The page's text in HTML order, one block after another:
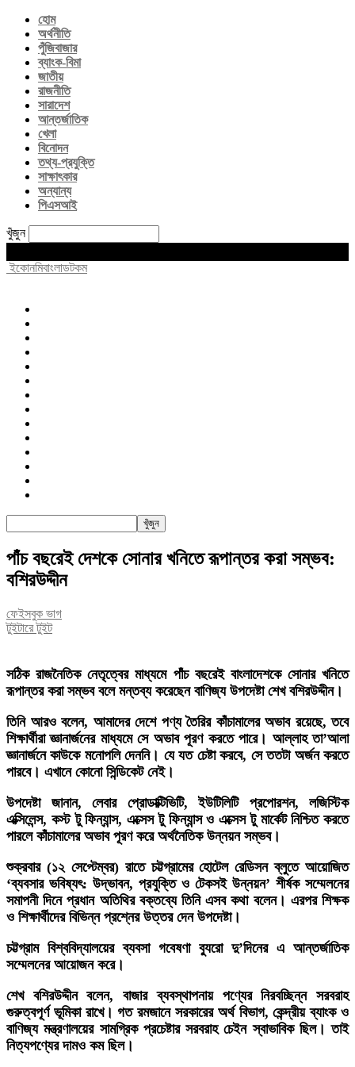
হোম
অর্থনীতি
পুঁজিবাজার
ব্যাংক-বিমা
জাতীয়
রাজনীতি
সারাদেশ
আন্তর্জাতিক
খেলা
বিনোদন
তথ্য-প্রযুক্তি
সাক্ষাৎকার
অন্যান্য
পিএসআই
খুঁজুন
ইকোনমিবাংলাডটকম
পাঁচ বছরেই দেশকে সোনার খনিতে রূপান্তর করা সম্ভব:
বশিরউদ্দীন
ফেইসবুক ভাগ
টুইটারে টুইট
সঠিক রাজনৈতিক নেতৃত্বের মাধ্যমে পাঁচ বছরেই বাংলাদেশকে সোনার খনিতে
রূপান্তর করা সম্ভব বলে মন্তব্য করেছেন বাণিজ্য উপদেষ্টা শেখ বশিরউদ্দীন।
তিনি আরও বলেন, আমাদের দেশে পণ্য তৈরির কাঁচামালের অভাব রয়েছে, তবে
শিক্ষার্থীরা জ্ঞানার্জনের মাধ্যমে সে অভাব পূরণ করতে পারে। আল্লাহ তা’আলা
জ্ঞানার্জনে কাউকে মনোপলি দেননি। যে যত চেষ্টা করবে, সে ততটা অর্জন করতে
পারবে। এখানে কোনো সিন্ডিকেট নেই।
উপদেষ্টা জানান, লেবার প্রোডাক্টিভিটি, ইউটিলিটি প্রপোরশন, লজিস্টিক
এক্সিলেন্স, কস্ট টু ফিন্যান্স, এক্সেস টু ফিন্যান্স ও এক্সেস টু মার্কেট নিশ্চিত করতে
পারলে কাঁচামালের অভাব পূরণ করে অর্থনৈতিক উন্নয়ন সম্ভব।
শুক্রবার (১২ সেপ্টেম্বর) রাতে চট্টগ্রামের হোটেল রেডিসন ব্লুতে আয়োজিত
‘ব্যবসার ভবিষ্যৎ: উদ্ভাবন, প্রযুক্তি ও টেকসই উন্নয়ন’ শীর্ষক সম্মেলনের
সমাপনী দিনে প্রধান অতিথির বক্তব্যে তিনি এসব কথা বলেন। এরপর শিক্ষক
ও শিক্ষার্থীদের বিভিন্ন প্রশ্নের উত্তর দেন উপদেষ্টা।
চট্টগ্রাম বিশ্ববিদ্যালয়ের ব্যবসা গবেষণা ব্যুরো দু’দিনের এ আন্তর্জাতিক
সম্মেলনের আয়োজন করে।
শেখ বশিরউদ্দীন বলেন, বাজার ব্যবস্থাপনায় পণ্যের নিরবচ্ছিন্ন সরবরাহ
গুরুত্বপূর্ণ ভূমিকা রাখে। গত রমজানে সরকারের অর্থ বিভাগ, কেন্দ্রীয় ব্যাংক ও
বাণিজ্য মন্ত্রণালয়ের সামগ্রিক প্রচেষ্টার সরবরাহ চেইন স্বাভাবিক ছিল। তাই
নিত্যপণ্যের দামও কম ছিল।